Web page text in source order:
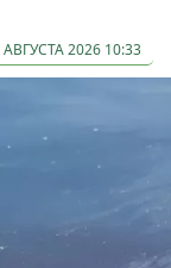
АВГУСТА 2026 10:33